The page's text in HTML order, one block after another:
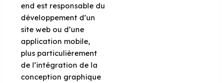
end est responsable du
développement d’un
site web ou d’une
application mobile,
plus particulièrement
de l’intégration de la
conception graphique